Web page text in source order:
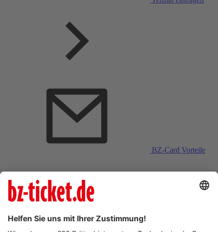
BZ-Card Vorteile